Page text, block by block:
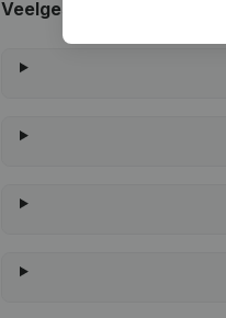
Veelgestelde vragen